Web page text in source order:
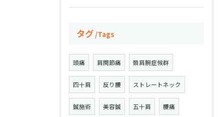
タグ Tags
頭痛 肩関節痛 頚肩腕症候群
四十肩 反り腰 ストレートネック
鍼施術 美容鍼 五十肩 腰痛